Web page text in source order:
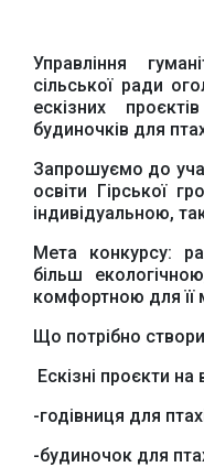
Управління
сільської ради
ескізних
будиночків для
Запрошуємо до
освіти Гірської
індивідуальною,
Мета конкурсу:
більш
комфортною для її
Що потрібно
Ескізні проєкти на
-годівниця для
-будиночок для